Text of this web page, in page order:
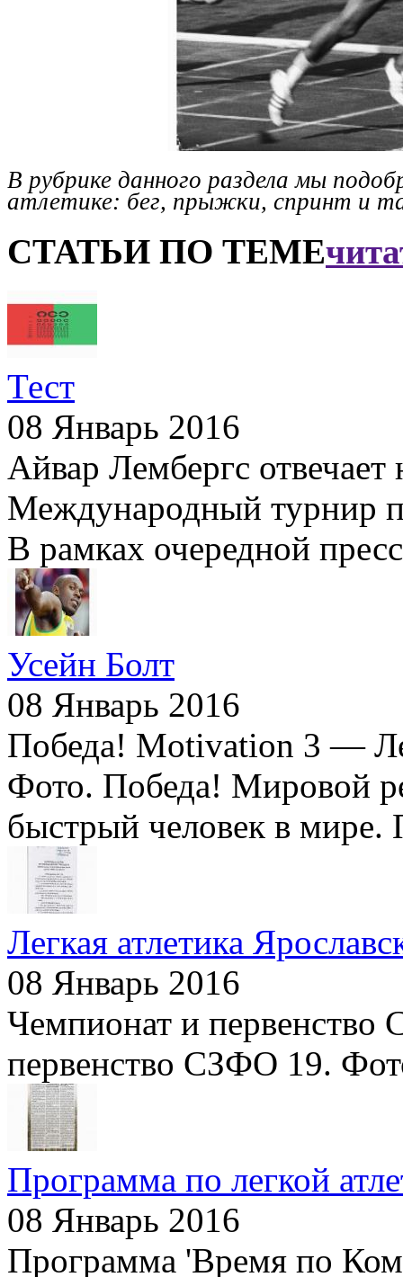
В рубрике данного раздела мы
атлетике: бег, прыжки, спринт и
СТАТЬИ ПО ТЕМЕ
Тест
08 Январь 2016
Айвар Лембергс
Международный турнир
В рамках очередной
Усейн Болт
08 Январь 2016
Победа! Motivation 3 —
Фото. Победа! Мировой
быстрый человек в мире.
Легкая атлетика
08 Январь 2016
Чемпионат и
первенство СЗФО 19.
Программа по легкой
08 Январь 2016
Программа 'Время по